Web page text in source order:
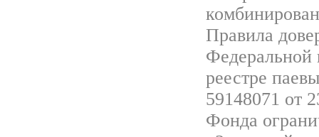
Правила
Федеральной
реестре
59148071 от
Фонда